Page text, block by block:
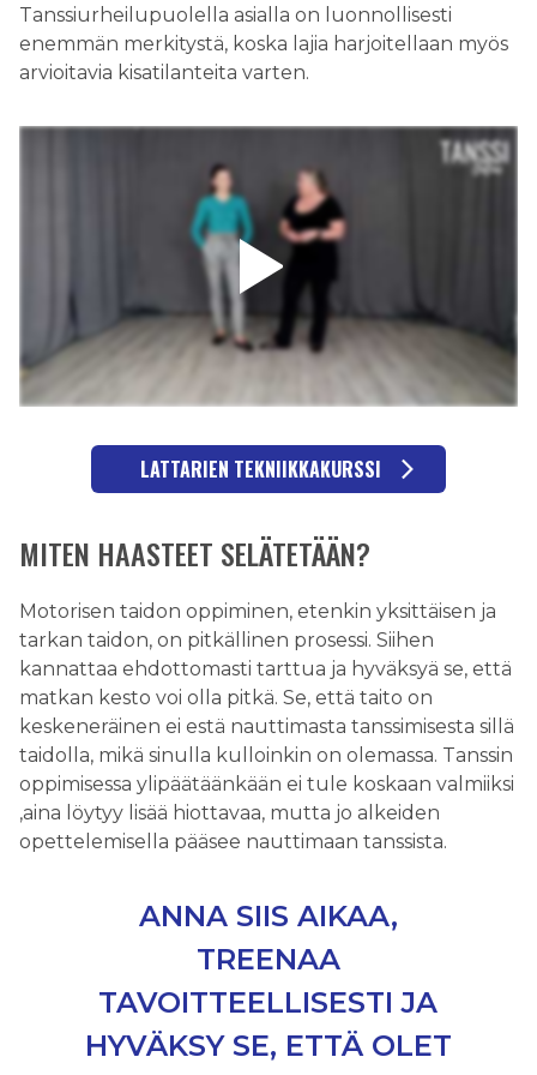
Tanssiurheilupuolella asialla on luonnollisesti
enemmän merkitystä, koska lajia harjoitellaan myös
arvioitavia kisatilanteita varten.
LATTARIEN TEKNIIKKAKURSSI
MITEN HAASTEET SELÄTETÄÄN?
Motorisen taidon oppiminen, etenkin yksittäisen ja
tarkan taidon, on pitkällinen prosessi. Siihen
kannattaa ehdottomasti tarttua ja hyväksyä se, että
matkan kesto voi olla pitkä. Se, että taito on
keskeneräinen ei estä nauttimasta tanssimisesta sillä
taidolla, mikä sinulla kulloinkin on olemassa. Tanssin
oppimisessa ylipäätäänkään ei tule koskaan valmiiksi
,aina löytyy lisää hiottavaa, mutta jo alkeiden
opettelemisella pääsee nauttimaan tanssista.
ANNA SIIS AIKAA,
TREENAA
TAVOITTEELLISESTI JA
HYVÄKSY SE, ETTÄ OLET